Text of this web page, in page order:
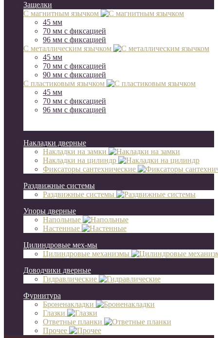
Защелки
С магнитным язычком
45 мм
70 мм c фиксацией
96 мм с фиксацией
С металлическим язычком
45 мм
70 мм c фиксацией
90 мм с фиксацией
С пластиковым язычком
45 мм
70 мм c фиксацией
96 мм с фиксацией
Накладки дверные
Накладки на замки
Накладки на цилиндр
Фиксаторы сантехнические
Раздвижные системы
Раздвижные системы
Упоры дверные
Напольные
Настенные
Цилиндровые мех-мы
Цилиндровые механизмы
Доводчики дверные
Гидравлические
Фурнитура
Броненакладки
Глазки
Ответные планки
Прочее